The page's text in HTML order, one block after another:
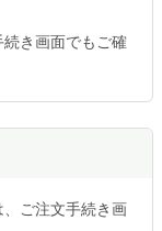
き画面でもご確
ご注文手続き画